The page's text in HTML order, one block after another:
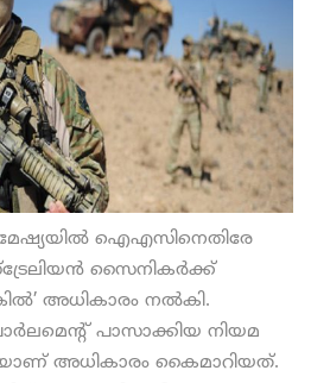
ഐഎസിനെതിരേ
സൈനികര്‍ക്ക്
അധികാരം നല്‍കി.
പാസാക്കിയ നിയമ
അധികാരം കൈമാറിയത്.